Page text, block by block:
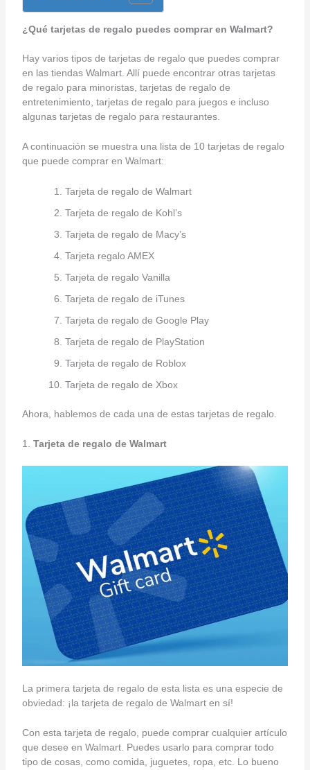
¿Qué tarjetas de regalo puedes comprar en Walmart?
Hay varios tipos de tarjetas de regalo que puedes comprar
en las tiendas Walmart. Allí puede encontrar otras tarjetas
de regalo para minoristas, tarjetas de regalo de
entretenimiento, tarjetas de regalo para juegos e incluso
algunas tarjetas de regalo para restaurantes.
A continuación se muestra una lista de 10 tarjetas de regalo
que puede comprar en Walmart:
Tarjeta de regalo de Walmart
Tarjeta de regalo de Kohl’s
Tarjeta de regalo de Macy’s
Tarjeta regalo AMEX
Tarjeta de regalo Vanilla
Tarjeta de regalo de iTunes
Tarjeta de regalo de Google Play
Tarjeta de regalo de PlayStation
Tarjeta de regalo de Roblox
Tarjeta de regalo de Xbox
Ahora, hablemos de cada una de estas tarjetas de regalo.
1. Tarjeta de regalo de Walmart
La primera tarjeta de regalo de esta lista es una especie de
obviedad: ¡la tarjeta de regalo de Walmart en sí!
Con esta tarjeta de regalo, puede comprar cualquier artículo
que desee en Walmart. Puedes usarlo para comprar todo
tipo de cosas, como comida, juguetes, ropa, etc. Lo bueno